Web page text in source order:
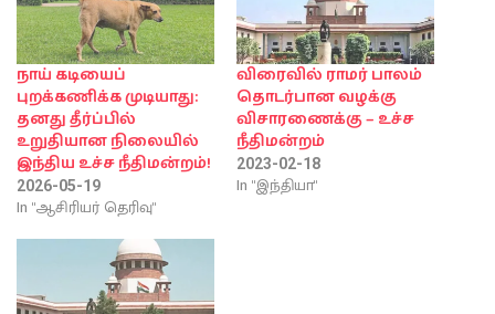
நாய் கடியைப்
புறக்கணிக்க முடியாது:
தனது தீர்ப்பில்
உறுதியான நிலையில்
இந்திய உச்ச நீதிமன்றம்!
2026-05-19
In "ஆசிரியர் தெரிவு"
விரைவில் ராமர் பாலம்
தொடர்பான வழக்கு
விசாரணைக்கு – உச்ச
நீதிமன்றம்
2023-02-18
In "இந்தியா"